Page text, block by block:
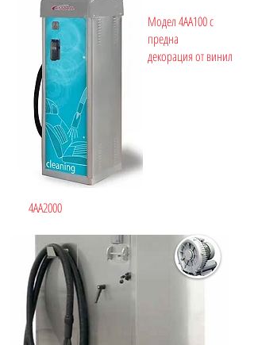
Модел 4AA100 с
предна
декорация от винил
4AA2000